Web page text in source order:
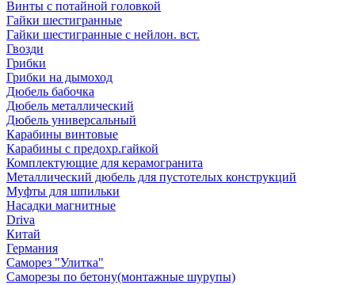
Винты с потайной головкой
Гайки шестигранные
Гайки шестигранные с нейлон. вст.
Гвозди
Грибки
Грибки на дымоход
Дюбель бабочка
Дюбель металлический
Дюбель универсальный
Карабины винтовые
Карабины с предохр.гайкой
Комплектующие для керамогранита
Металлический дюбель для пустотелых конструкций
Муфты для шпильки
Насадки магнитные
Driva
Китай
Германия
Саморез "Улитка"
Саморезы по бетону(монтажные шурупы)